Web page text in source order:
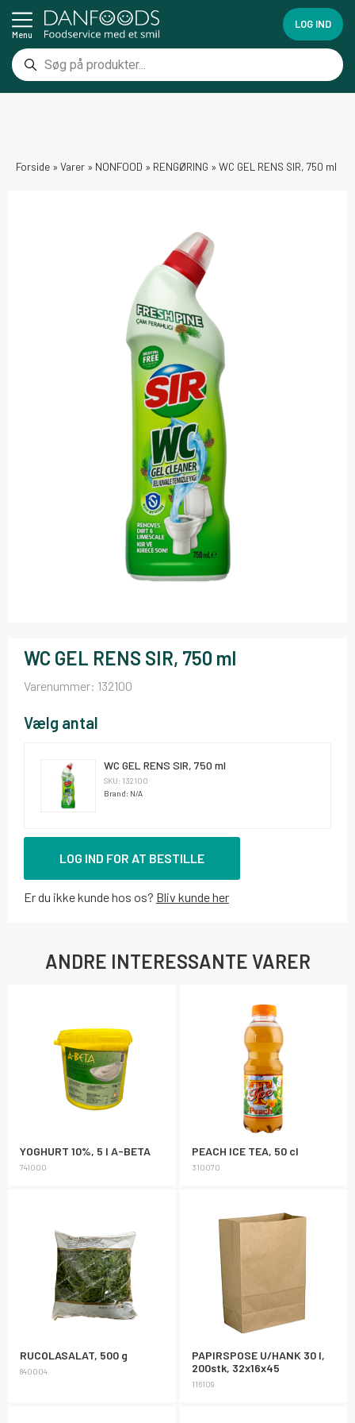
Menu
LOG IND
Forside » Varer » NONFOOD » RENGØRING » WC GEL RENS SIR, 750 ml
WC GEL RENS SIR, 750 ml
Varenummer: 132100
Vælg antal
WC GEL RENS SIR, 750 ml
SKU: 132100
Brand: N/A
LOG IND FOR AT BESTILLE
Er du ikke kunde hos os? Bliv kunde her
ANDRE INTERESSANTE VARER
YOGHURT 10%, 5 l A-BETA
741000
PEACH ICE TEA, 50 cl
310070
RUCOLASALAT, 500 g
840004
PAPIRSPOSE U/HANK 30 l,
200stk, 32x16x45
116109